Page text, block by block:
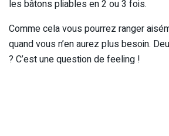
les bâtons pliables en 2 ou 3 fois.
Comme cela vous pourrez ranger
quand vous n’en aurez plus besoin.
? C’est une question de feeling !